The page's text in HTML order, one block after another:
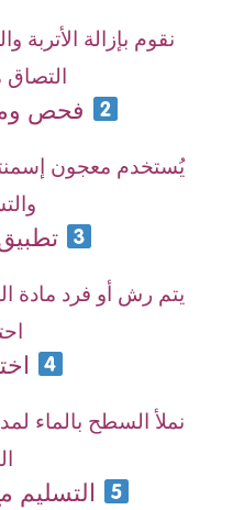
نقوم بإزالة
التصاق
فحص
يُستخدم معجون
يتم رش أو فرد مادة